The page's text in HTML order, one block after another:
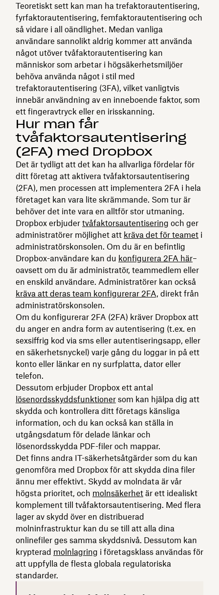
Teoretiskt sett kan man ha trefaktorautentisering,
fyrfaktorautentisering, femfaktorautentisering och
så vidare i all oändlighet. Medan vanliga
användare sannolikt aldrig kommer att använda
något utöver tvåfaktorautentisering kan
människor som arbetar i högsäkerhetsmiljöer
behöva använda något i stil med
trefaktorautentisering (3FA), vilket vanligtvis
innebär användning av en inneboende faktor, som
ett fingeravtryck eller en irisskanning.
Hur man får
tvåfaktorsautentisering
(2FA) med Dropbox
Det är tydligt att det kan ha allvarliga fördelar för
ditt företag att aktivera tvåfaktorsautentisering
(2FA), men processen att implementera 2FA i hela
företaget kan vara lite skrämmande. Som tur är
behöver det inte vara en alltför stor utmaning.
Dropbox erbjuder tvåfaktorsautentisering och ger
administratörer möjlighet att kräva det för teamet i
administratörskonsolen. Om du är en befintlig
Dropbox-användare kan du konfigurera 2FA här–
oavsett om du är administratör, teammedlem eller
en enskild användare. Administratörer kan också
kräva att deras team konfigurerar 2FA, direkt från
administratörskonsolen.
Om du konfigurerar 2FA (2FA) kräver Dropbox att
du anger en andra form av autentisering (t.ex. en
sexsiffrig kod via sms eller autentiseringsapp, eller
en säkerhetsnyckel) varje gång du loggar in på ett
konto eller länkar en ny surfplatta, dator eller
telefon.
Dessutom erbjuder Dropbox ett antal
lösenordsskyddsfunktioner som kan hjälpa dig att
skydda och kontrollera ditt företags känsliga
information, och du kan också kan ställa in
utgångsdatum för delade länkar och
lösenordsskydda PDF-filer och mappar.
Det finns andra IT-säkerhetsåtgärder som du kan
genomföra med Dropbox för att skydda dina filer
ännu mer effektivt. Skydd av molndata är vår
högsta prioritet, och molnsäkerhet är ett idealiskt
komplement till tvåfaktorsautentisering. Med flera
lager av skydd över en distribuerad
molninfrastruktur kan du se till att alla dina
onlinefiler ges samma skyddsnivå. Dessutom kan
krypterad molnlagring i företagsklass användas för
att uppfylla de flesta globala regulatoriska
standarder.